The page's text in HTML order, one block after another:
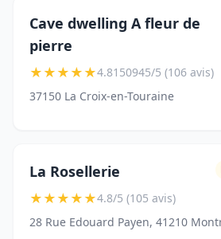
Cave dwelling A fleur de
pierre
★★★★★4.8150945/5 (106 avis)
37150 La Croix-en-Touraine
La Rosellerie
★★★★★4.8/5 (105 avis)
28 Rue Edouard Payen, 41210